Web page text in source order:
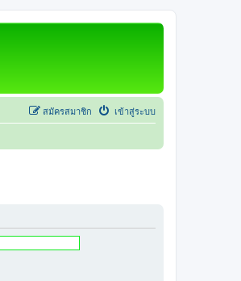
เข้าสู่ระบบ
สมัครสมาชิก